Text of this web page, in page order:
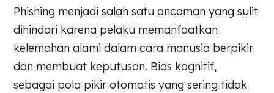
Phishing menjadi salah satu ancaman yang sulit
dihindari karena pelaku memanfaatkan
kelemahan alami dalam cara manusia berpikir
dan membuat keputusan. Bias kognitif,
sebagai pola pikir otomatis yang sering tidak